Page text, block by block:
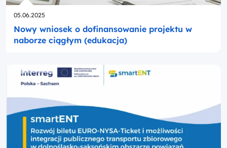
Opublikowano
05.06.2025
Nowy wniosek o dofinansowanie projektu w
naborze ciągłym (edukacja)